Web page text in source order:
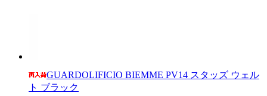
GUARDOLIFICIO BIEMME PV14 スタッズ ウェル
ト ブラック